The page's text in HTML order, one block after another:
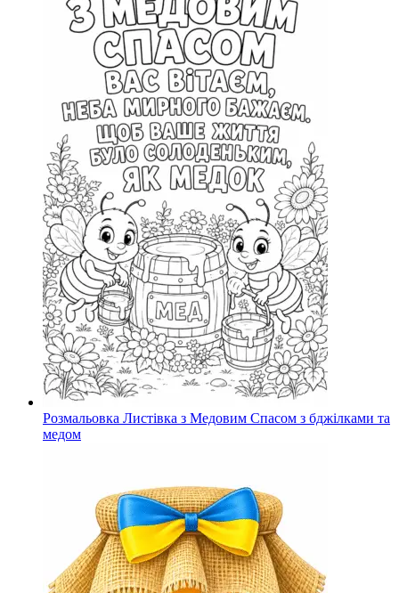
Розмальовка Листівка з Медовим Спасом з бджілками та
медом